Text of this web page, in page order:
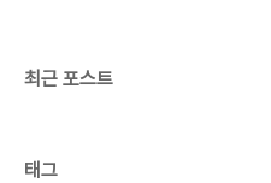
최근 포스트
태그